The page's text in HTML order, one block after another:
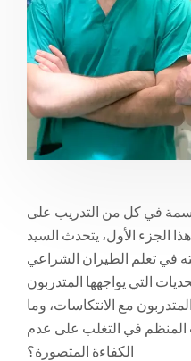
في كل من التدريب على
الجزء الأول، يتحدث السيد
في تعلم الطيران الشراعي
التي يواجهها المتدربون
مع الانتكاسات، وما
المنظم في التغلب على عدم
الكفاءة المتصورة؟